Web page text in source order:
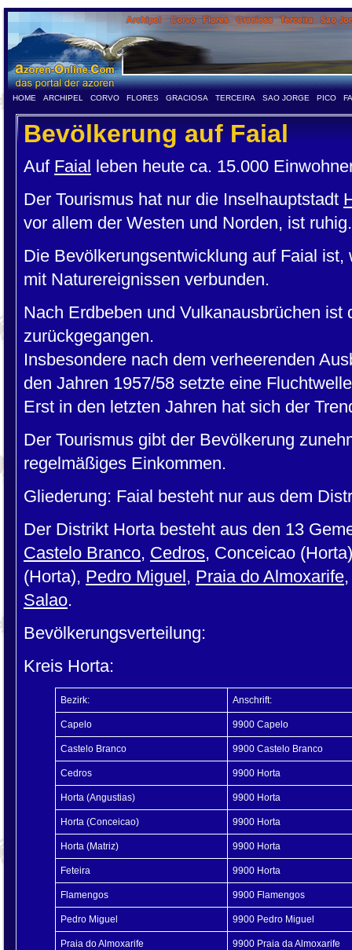
HOME ARCHIPEL CORVO FLORES GRACIOSA TERCEIRA SAO JORGE PICO
Bevölkerung auf Faial
Auf Faial leben heute ca. 15.000
Der Tourismus hat nur die Inselhauptstadt
vor allem der Westen und Norden, ist ruhig.
Die Bevölkerungsentwicklung auf Faial
mit Naturereignissen verbunden.
Nach Erdbeben und Vulkanausbrüchen
zurückgegangen.
Insbesondere nach dem verheerenden
den Jahren 1957/58 setzte eine
Erst in den letzten Jahren hat sich der
Der Tourismus gibt der Bevölkerung
regelmäßiges Einkommen.
Gliederung: Faial besteht nur aus dem
Der Distrikt Horta besteht aus den 13
Castelo Branco, Cedros, Conceicao
(Horta), Pedro Miguel, Praia do Almoxarife
Salao.
Bevölkerungsverteilung:
Kreis Horta:
Bezirk: Anschrift:
Capelo 9900 Capelo
Castelo Branco 9900 Castelo Branco
Cedros 9900 Horta
Horta (Angustias) 9900 Horta
Horta (Conceicao) 9900 Horta
Horta (Matriz) 9900 Horta
Feteira 9900 Horta
Flamengos 9900 Flamengos
Pedro Miguel 9900 Pedro Miguel
Praia do Almoxarife 9900 Praia da Almoxarife